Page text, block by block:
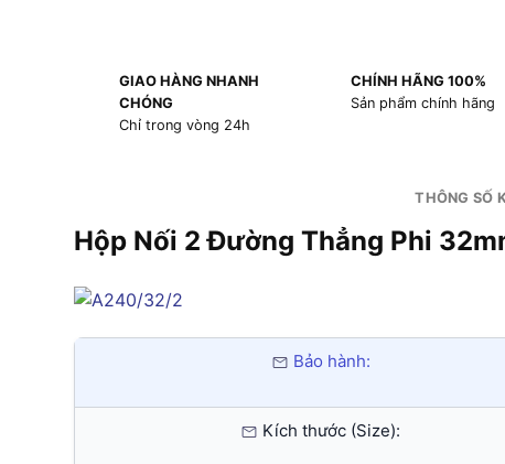
GIAO HÀNG NHANH
CHÓNG
Chỉ trong vòng 24h
CHÍNH HÃNG 100%
Sản phẩm chính hãng
THÔNG SỐ
Hộp Nối 2 Đường Thẳng Phi
Bảo hành:
Kích thước (Size):